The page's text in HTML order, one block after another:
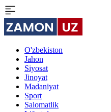
O'zbekiston
Jahon
Siyosat
Jinoyat
Madaniyat
Sport
Salomatlik